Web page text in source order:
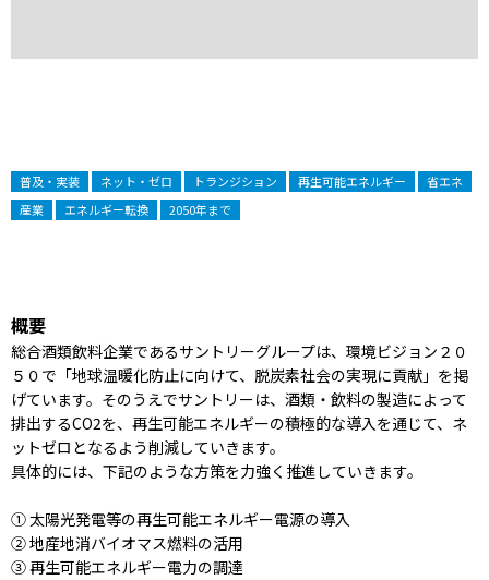
普及・実装 ネット・ゼロ トランジション 再生可能エネルギー
省エネ
産業
エネルギー転換 2050年まで
概要
総合酒類飲料企業であるサントリーグループは、環境ビジョン２０
５０で「地球温暖化防止に向けて、脱炭素社会の実現に貢献」を掲
げています。そのうえでサントリーは、酒類・飲料の製造によって
排出するCO2を、再生可能エネルギーの積極的な導入を通じて、ネ
ットゼロとなるよう削減していきます。
具体的には、下記のような方策を力強く推進していきます。
① 太陽光発電等の再生可能エネルギー電源の導入
② 地産地消バイオマス燃料の活用
③ 再生可能エネルギー電力の調達